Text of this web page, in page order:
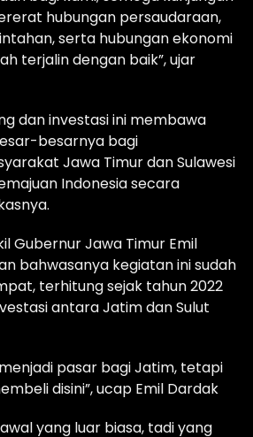
hubungan persaudaraan,
serta hubungan ekonomi
terjalin dengan baik”, ujar
dan investasi ini membawa
besarnya bagi
Jawa Timur dan Sulawesi
Indonesia secara
Gubernur Jawa Timur Emil
bahwasanya kegiatan ini sudah
terhitung sejak tahun 2022
antara Jatim dan Sulut
pasar bagi Jatim, tetapi
disini”, ucap Emil Dardak
yang luar biasa, tadi yang